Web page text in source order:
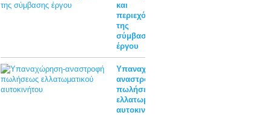
και
περιεχόμενο
της
σύμβασης
έργου
Υπαναχώρηση-
αναστροφή
πωλήσεως
ελλατωματικού
αυτοκινήτου